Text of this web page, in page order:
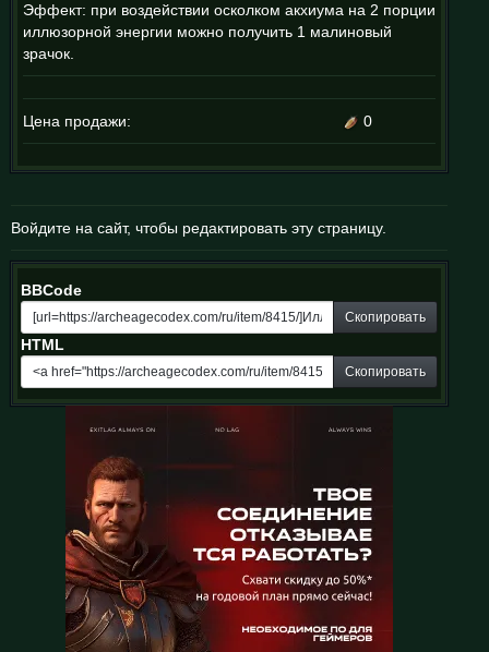
Эффект: при воздействии осколком акхиума на 2 порции
иллюзорной энергии можно получить 1 малиновый
зрачок.
Цена продажи: 0
Войдите на сайт, чтобы редактировать эту страницу.
BBCode
Скопировать
HTML
Скопировать